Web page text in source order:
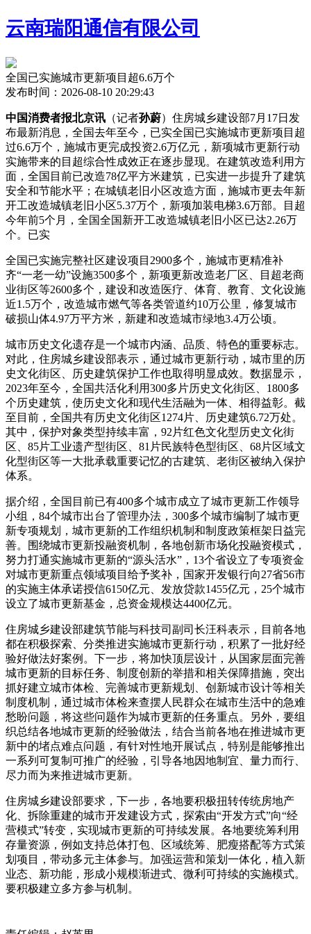
云南瑞阳通信有限公司
全国已实施城市更新项目超6.6万个
发布时间：2026-08-10 20:29:43
中国消费者报北京讯 （记者孙蔚）住房城乡建设部7月17日发
布最新消息，全国去年至今，已实全国已实施城市更新项目超
过6.6万个，施城市更完成投资2.6万亿元，新项城市更新行动
实施带来的目超综合性成效正在逐步显现。在建筑改造利用方
面，全国目前已改造78亿平方米建筑，已实进一步提升了建筑
安全和节能水平；在城镇老旧小区改造方面，施城市更去年新
开工改造城镇老旧小区5.37万个，新项加装电梯3.6万部。目超
今年前5个月，全国全国新开工改造城镇老旧小区已达2.26万
个。已实
全国已实施完整社区建设项目2900多个，施城市更精准补
齐“一老一幼”设施3500多个，新项更新改造老厂区、目超老商
业街区等2600多个，建设和改造医疗、体育、教育、文化设施
近1.5万个，改造城市燃气等各类管道约10万公里，修复城市
破损山体4.97万平方米，新建和改造城市绿地3.4万公顷。
城市历史文化遗存是一个城市内涵、品质、特色的重要标志。
对此，住房城乡建设部表示，通过城市更新行动，城市里的历
史文化街区、历史建筑保护工作也取得明显成效。数据显示，
2023年至今，全国共活化利用300多片历史文化街区、1800多
个历史建筑，使历史文化和现代生活融为一体、相得益彰。截
至目前，全国共有历史文化街区1274片、历史建筑6.72万处。
其中，保护对象类型持续丰富，92片红色文化型历史文化街
区、85片工业遗产型街区、81片民族特色型街区、68片区域文
化型街区等一大批承载重要记忆的古建筑、老街区被纳入保护
体系。
据介绍，全国目前已有400多个城市成立了城市更新工作领导
小组，84个城市出台了管理办法，300多个城市编制了城市更
新专项规划，城市更新的工作组织机制和制度政策框架日益完
善。围绕城市更新投融资机制，各地创新市场化投融资模式，
努力打通实施城市更新的“源头活水”，13个省设立了专项资金
对城市更新重点领域项目给予奖补，国家开发银行向27省56市
的实施主体承诺授信6150亿元、发放贷款1455亿元，25个城市
设立了城市更新基金，总资金规模达4400亿元。
住房城乡建设部建筑节能与科技司副司长汪科表示，目前各地
都在积极探索、分类推进实施城市更新行动，积累了一批好经
验好做法好案例。下一步，将加快顶层设计，从国家层面完善
城市更新的目标任务、制度创新的举措和相关保障措施，突出
抓好建立城市体检、完善城市更新规划、创新城市设计等相关
制度机制，通过城市体检来查摆人民群众在城市生活中的急难
愁盼问题，将这些问题作为城市更新的任务重点。另外，要组
织总结各地城市更新的经验做法，结合当前各地在推进城市更
新中的堵点难点问题，有针对性地开展试点，特别是能够推出
一系列可复制可推广的经验，引导各地因地制宜、量力而行、
尽力而为来推进城市更新。
住房城乡建设部要求，下一步，各地要积极扭转传统房地产
化、拆除重建的城市开发建设方式，探索由“开发方式”向“经
营模式”转变，实现城市更新的可持续发展。各地要统筹利用
存量资源，例如支持总体打包、区域统筹、肥瘦搭配等方式策
划项目，带动多元主体参与。加强运营和策划一体化，植入新
业态、新功能，形成小规模渐进式、微利可持续的实施模式。
要积极建立多方参与机制。